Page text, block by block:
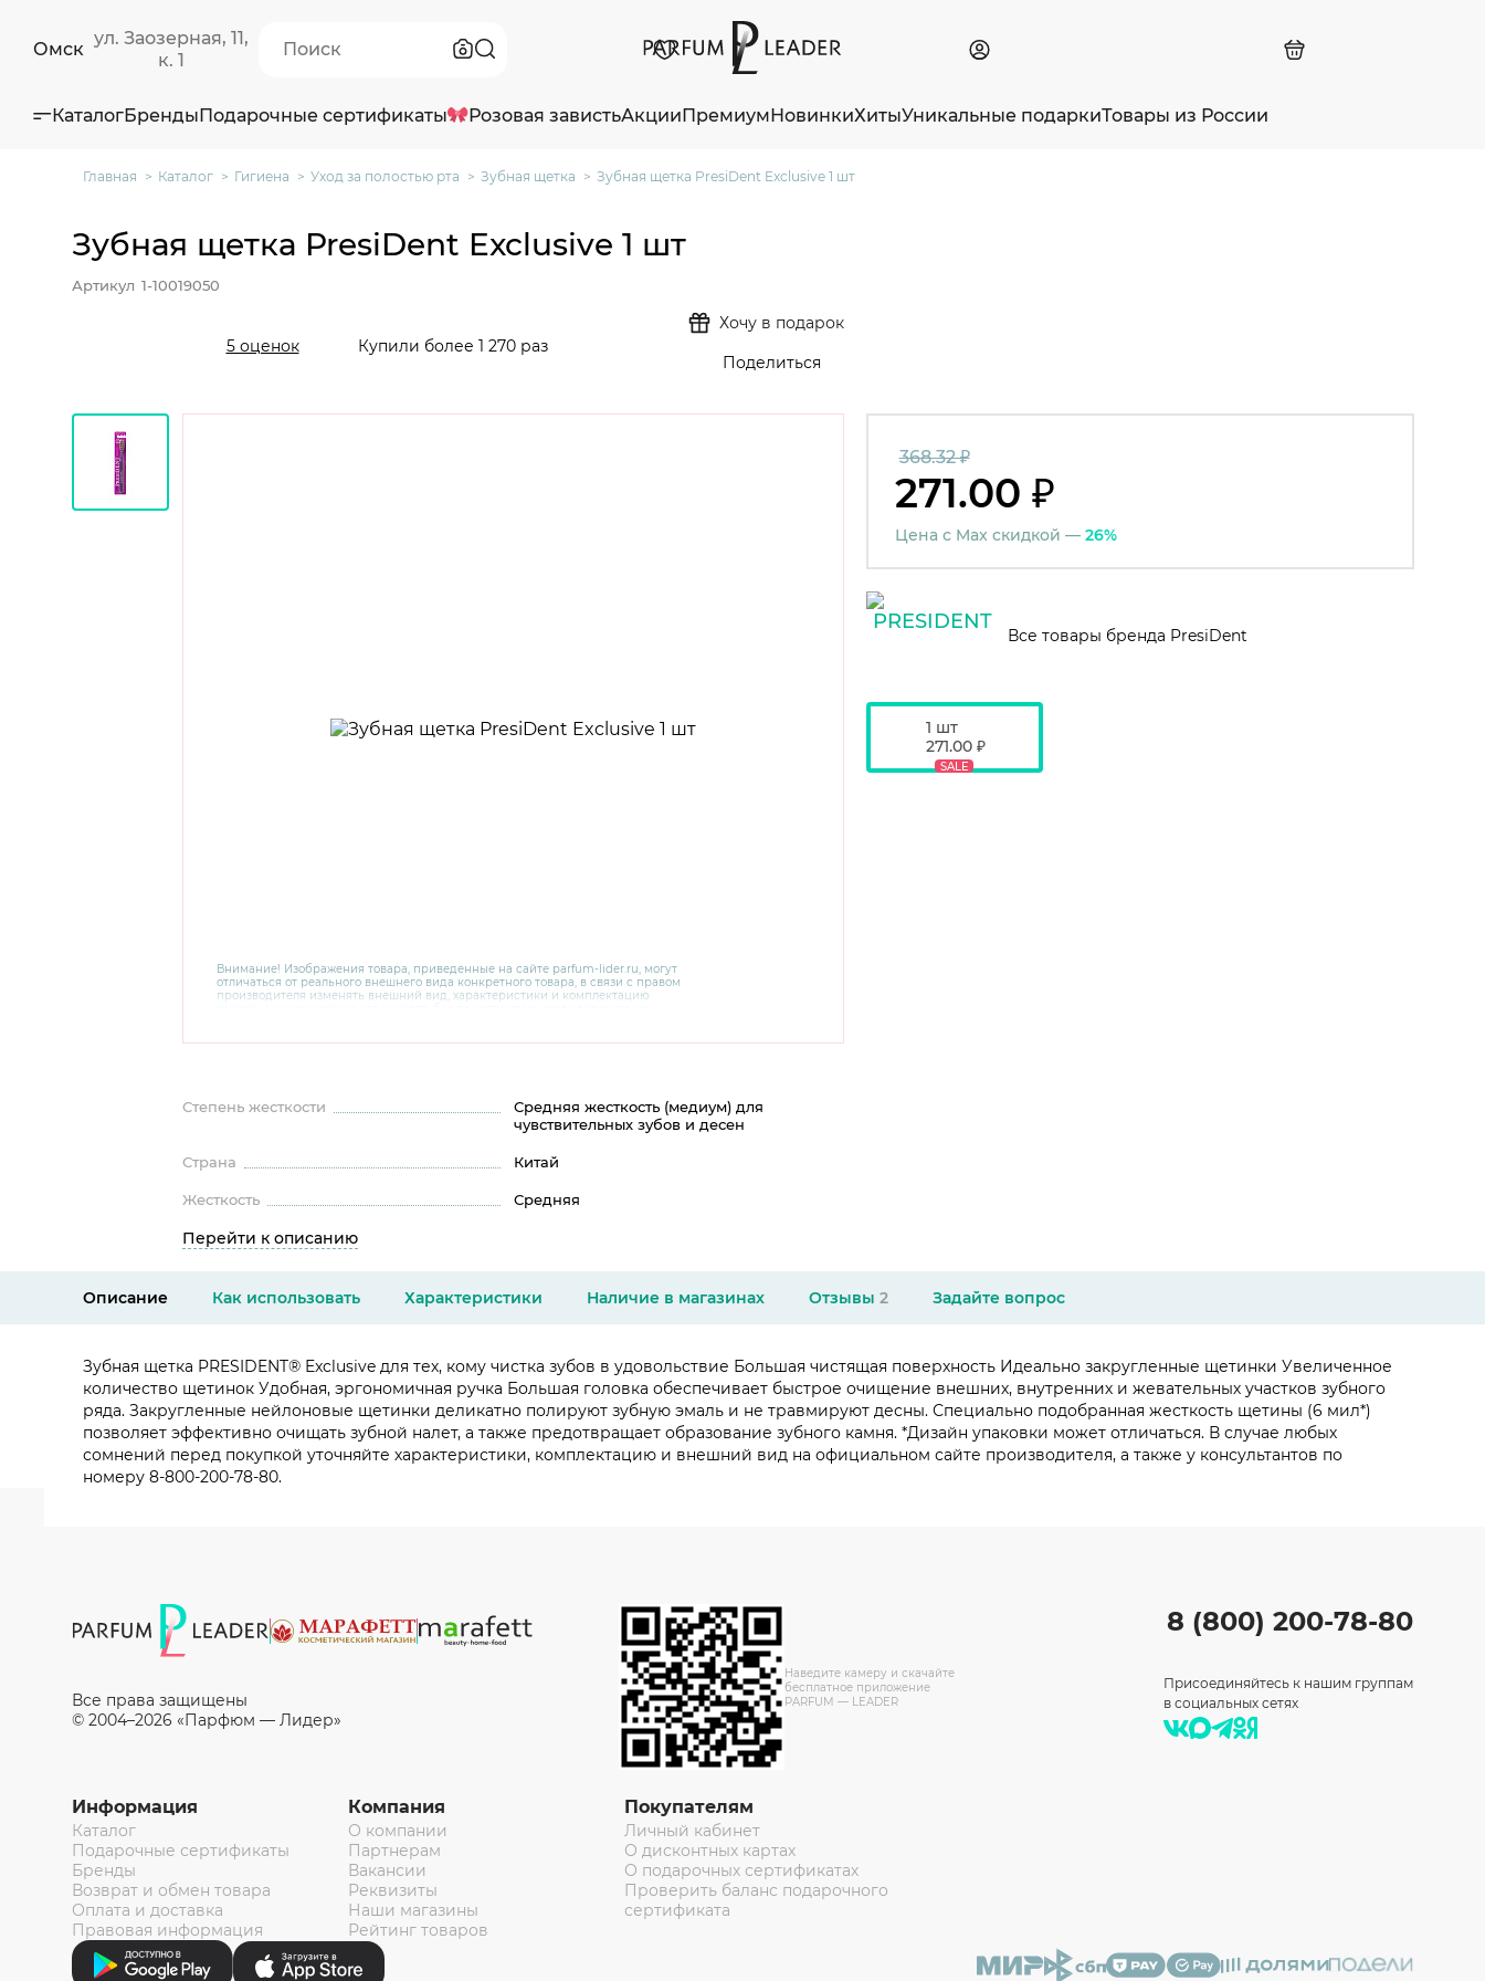
Омск
ул. Заозерная, 11,
к. 1
КаталогБрендыПодарочные сертификаты Розовая завистьАкцииПремиумНовинкиХитыУникальные подаркиТовары из России
Главная Каталог Гигиена Уход за полостью рта Зубная щетка Зубная щетка PresiDent Exclusive 1 шт
Внимание! Изображения товара, приведенные на сайте parfum-lider.ru, могут
отличаться от реального внешнего вида конкретного товара, в связи с правом
производителя изменять внешний вид, характеристики и комплектацию
консультантов по номеру 8 800 200 78 80.
Зубная щетка PresiDent Exclusive 1 шт
Артикул 1-10019050
5 оценок Купили более 1 270 раз
Хочу в подарок
Поделиться
1 шт
271.00 ₽
SALE
Степень жесткости
Средняя жесткость (медиум) для
чувствительных зубов и десен
Страна Китай
Жесткость Средняя
Перейти к описанию
368.32 ₽
271.00 ₽
Цена с Max скидкой — 26%
Все товары бренда PresiDent
Описание Как использовать Характеристики Наличие в магазинах Отзывы 2 Задайте вопрос
Зубная щетка PRESIDENT® Exclusive для тех, кому чистка зубов в удовольствие Большая чистящая поверхность Идеально закругленные щетинки Увеличенное
количество щетинок Удобная, эргономичная ручка Большая головка обеспечивает быстрое очищение внешних, внутренних и жевательных участков зубного
ряда. Закругленные нейлоновые щетинки деликатно полируют зубную эмаль и не травмируют десны. Специально подобранная жесткость щетины (6 мил*)
позволяет эффективно очищать зубной налет, а также предотвращает образование зубного камня. *Дизайн упаковки может отличаться. В случае любых
сомнений перед покупкой уточняйте характеристики, комплектацию и внешний вид на официальном сайте производителя, а также у консультантов по
номеру 8-800-200-78-80.
Все права защищены
© 2004–2026 «Парфюм — Лидер»
Наведите камеру и скачайте
бесплатное приложение
PARFUM — LEADER
Информация
Каталог
Подарочные сертификаты
Бренды
Возврат и обмен товара
Оплата и доставка
Правовая информация
Компания
О компании
Партнерам
Вакансии
Реквизиты
Наши магазины
Рейтинг товаров
Покупателям
Личный кабинет
О дисконтных картах
О подарочных сертификатах
Проверить баланс подарочного
сертификата
8 (800) 200-78-80
Присоединяйтесь к нашим группам
в социальных сетях